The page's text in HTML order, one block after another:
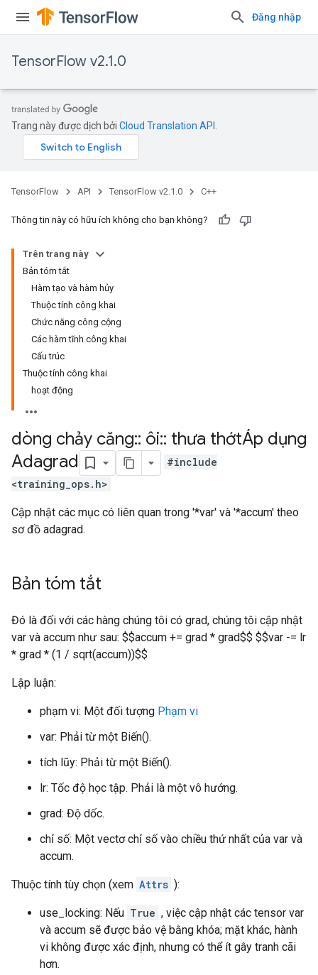
Đăng nhập
TensorFlow v2.1.0
Trang này được dịch bởi Cloud Translation API
TensorFlow API TensorFlow v2.1.0 C++
Thông tin này có hữu ích không cho bạn không?
Trên trang này
Bản tóm tắt
Hàm tạo và hàm hủy
Thuộc tính công khai
Chức năng công cộng
Các hàm tĩnh công khai
Cấu trúc
Thuộc tính công khai
hoạt động
dòng chảy căng:: ôi:: thưa thớtÁp dụng
Adagrad
#include
<training_ops.h>
Cập nhật các mục có liên quan trong '*var' và '*accum' theo
sơ đồ adagrad.
Bản tóm tắt
Đó là đối với các hàng chúng tôi có grad, chúng tôi cập nhật
var và accum như sau: $$accum += grad * grad$$ $$var -= lr
* grad * (1 / sqrt(accum))$$
Lập luận:
phạm vi: Một đối tượng Phạm vi
var: Phải từ một Biến().
tích lũy: Phải từ một Biến().
lr: Tốc độ học tập. Phải là một vô hướng.
grad: Độ dốc.
chỉ số: Một vectơ chỉ số vào chiều thứ nhất của var và
accum.
Thuộc tính tùy chọn (xem Attrs ):
use_locking: Nếu True , việc cập nhật các tensor var
và accum sẽ được bảo vệ bằng khóa; mặt khác, hành
vi không được xác định, nhưng có thể ít gây tranh cãi
hơn.